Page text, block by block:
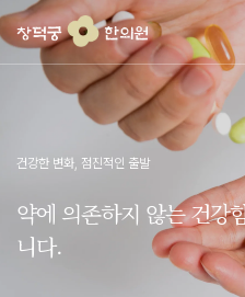
콘
텐
건강한 변화, 점진적인 출발
약에 의존하지 않는 건강
니다.